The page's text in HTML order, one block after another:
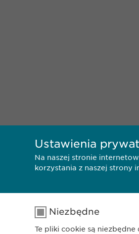
Ustawienia
Na naszej stronie
korzystania z naszej strony
Niezbędne
Te pliki cookie są niezbędne